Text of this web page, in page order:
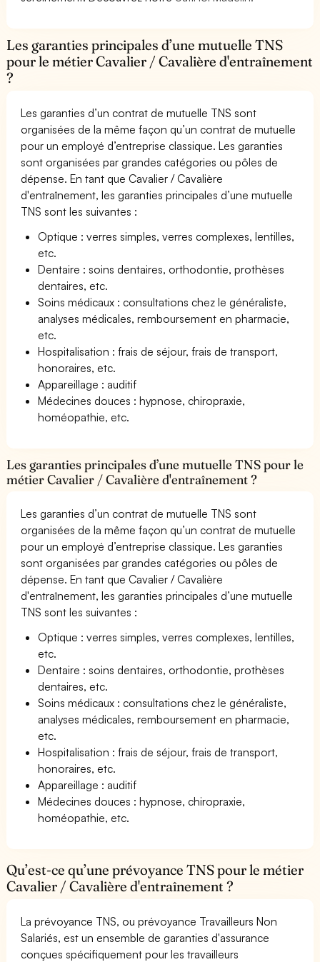
Les garanties principales d’une mutuelle TNS
pour le métier Cavalier / Cavalière d'entraînement
?
Les garanties d’un contrat de mutuelle TNS sont
organisées de la même façon qu’un contrat de mutuelle
pour un employé d’entreprise classique. Les garanties
sont organisées par grandes catégories ou pôles de
dépense. En tant que Cavalier / Cavalière
d'entraînement, les garanties principales d’une mutuelle
TNS sont les suivantes :
Optique : verres simples, verres complexes, lentilles,
etc.
Dentaire : soins dentaires, orthodontie, prothèses
dentaires, etc.
Soins médicaux : consultations chez le généraliste,
analyses médicales, remboursement en pharmacie,
etc.
Hospitalisation : frais de séjour, frais de transport,
honoraires, etc.
Appareillage : auditif
Médecines douces : hypnose, chiropraxie,
homéopathie, etc.
Les garanties principales d’une mutuelle TNS pour le
métier Cavalier / Cavalière d'entraînement ?
Les garanties d’un contrat de mutuelle TNS sont
organisées de la même façon qu’un contrat de mutuelle
pour un employé d’entreprise classique. Les garanties
sont organisées par grandes catégories ou pôles de
dépense. En tant que Cavalier / Cavalière
d'entraînement, les garanties principales d’une mutuelle
TNS sont les suivantes :
Optique : verres simples, verres complexes, lentilles,
etc.
Dentaire : soins dentaires, orthodontie, prothèses
dentaires, etc.
Soins médicaux : consultations chez le généraliste,
analyses médicales, remboursement en pharmacie,
etc.
Hospitalisation : frais de séjour, frais de transport,
honoraires, etc.
Appareillage : auditif
Médecines douces : hypnose, chiropraxie,
homéopathie, etc.
Qu’est-ce qu’une prévoyance TNS pour le métier
Cavalier / Cavalière d'entraînement ?
La prévoyance TNS, ou prévoyance Travailleurs Non
Salariés, est un ensemble de garanties d'assurance
conçues spécifiquement pour les travailleurs